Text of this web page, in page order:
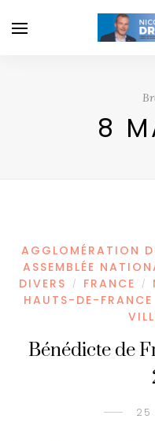
8
AGGLOMÉRATION
ASSEMBLÉE
DIVERS / FRANCE /
HAUTS-DE-FRANCE
Bénédicte de
25